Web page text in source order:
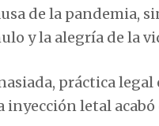
de la pandemia,
y la alegría de la
práctica legal
letal acabó